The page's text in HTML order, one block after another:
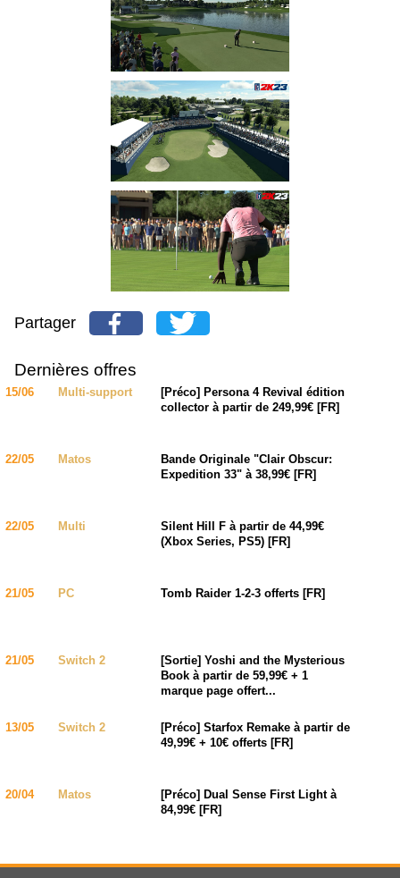
Partager
Dernières offres
15/06 Multi-support
[Préco] Persona 4 Revival édition
collector à partir de 249,99€ [FR]
22/05 Matos
Bande Originale "Clair Obscur:
Expedition 33" à 38,99€ [FR]
22/05 Multi
Silent Hill F à partir de 44,99€
(Xbox Series, PS5) [FR]
21/05 PC Tomb Raider 1-2-3 offerts [FR]
21/05 Switch 2
[Sortie] Yoshi and the Mysterious
Book à partir de 59,99€ + 1
marque page offert...
13/05 Switch 2
[Préco] Starfox Remake à partir de
49,99€ + 10€ offerts [FR]
20/04 Matos
[Préco] Dual Sense First Light à
84,99€ [FR]